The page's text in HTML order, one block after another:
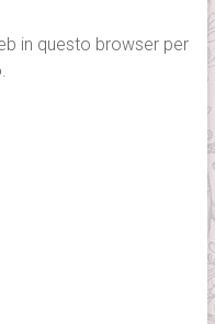
in questo browser per